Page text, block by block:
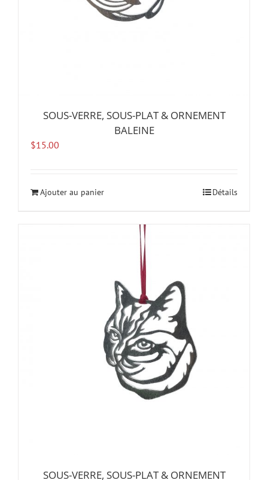
SOUS-VERRE, SOUS-PLAT & ORNEMENT
BALEINE
$15.00
Ajouter au panier Détails
SOUS-VERRE, SOUS-PLAT & ORNEMENT